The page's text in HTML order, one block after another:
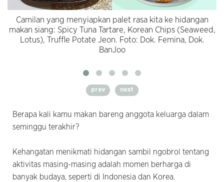
Camilan yang menyiapkan palet rasa kita ke hidangan
makan siang: Spicy Tuna Tartare, Korean Chips (Seaweed,
Lotus), Truffle Potate Jeon. Foto: Dok. Femina, Dok.
BanJoo
prev next
Berapa kali kamu makan bareng anggota keluarga dalam
seminggu terakhir?
Kehangatan menikmati hidangan sambil ngobrol tentang
aktivitas masing-masing adalah momen berharga di
banyak budaya, seperti di Indonesia dan Korea.